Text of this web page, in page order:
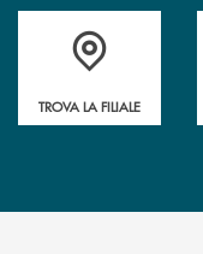
Accedi all' elenco
TROVA LA FILIALE